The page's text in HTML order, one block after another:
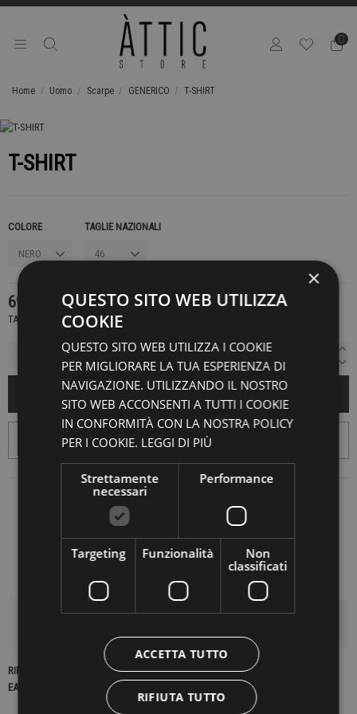
0
Home Uomo Scarpe GENERICO T-SHIRT
T-SHIRT
COLORE TAGLIE NAZIONALI
69,00 €
TASSE INCLUSE
RIFERIMENTO
EAN13
×
QUESTO SITO WEB UTILIZZA
COOKIE
QUESTO SITO WEB UTILIZZA I COOKIE
PER MIGLIORARE LA TUA ESPERIENZA DI
NAVIGAZIONE. UTILIZZANDO IL NOSTRO
SITO WEB ACCONSENTI A TUTTI I COOKIE
IN CONFORMITÀ CON LA NOSTRA POLICY
PER I COOKIE. LEGGI DI PIÙ
Strettamente
necessari
Performance
Targeting Funzionalità
Non
classificati
ACCETTA TUTTO
RIFIUTA TUTTO